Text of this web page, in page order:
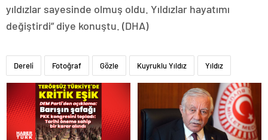
yıldızlar sayesinde olmuş oldu. Yıldızlar hayatımı
değiştirdi” diye konuştu. (DHA)
Dereli Fotoğraf Gözle Kuyruklu Yıldız Yıldız